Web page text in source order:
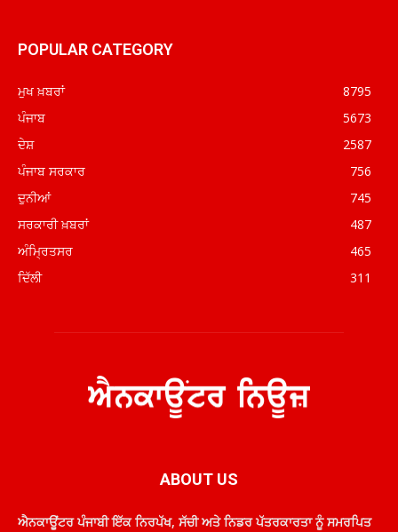
POPULAR CATEGORY
ਮੁਖ ਖ਼ਬਰਾਂ
8795
ਪੰਜਾਬ
5673
ਦੇਸ਼
2587
ਪੰਜਾਬ ਸਰਕਾਰ
756
ਦੁਨੀਆਂ
745
ਸਰਕਾਰੀ ਖ਼ਬਰਾਂ
487
ਅੰਮ੍ਰਿਤਸਰ
465
ਦਿੱਲੀ
311
ABOUT US
ਐਨਕਾਊਂਟਰ ਪੰਜਾਬੀ ਇੱਕ ਨਿਰਪੱਖ, ਸੱਚੀ ਅਤੇ ਨਿਡਰ ਪੱਤਰਕਾਰਤਾ ਨੂੰ ਸਮਰਪਿਤ